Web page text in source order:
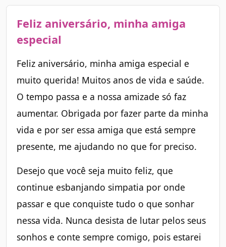
Feliz aniversário, minha amiga
especial
Feliz aniversário, minha amiga especial e
muito querida! Muitos anos de vida e saúde.
O tempo passa e a nossa amizade só faz
aumentar. Obrigada por fazer parte da minha
vida e por ser essa amiga que está sempre
presente, me ajudando no que for preciso.
Desejo que você seja muito feliz, que
continue esbanjando simpatia por onde
passar e que conquiste tudo o que sonhar
nessa vida. Nunca desista de lutar pelos seus
sonhos e conte sempre comigo, pois estarei